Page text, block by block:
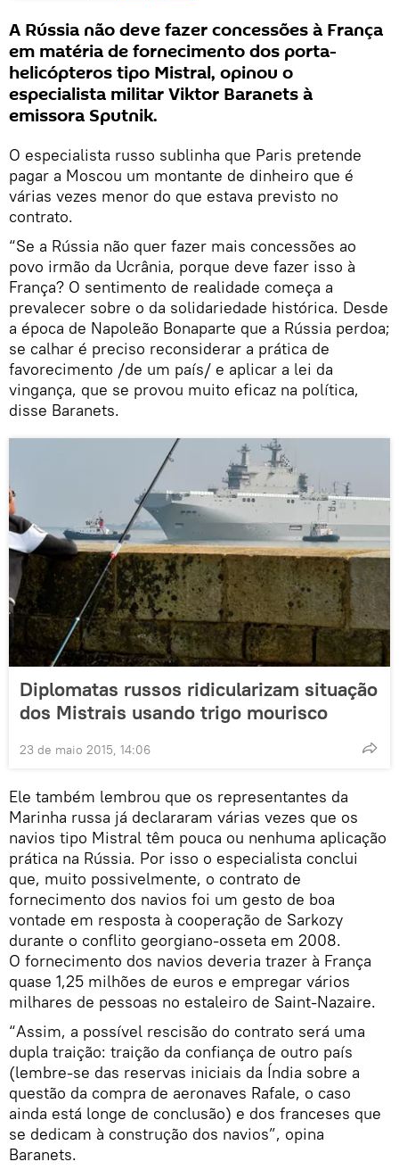
A Rússia não deve fazer concessões à França
em matéria de fornecimento dos porta-
helicópteros tipo Mistral, opinou o
especialista militar Viktor Baranets à
emissora Sputnik.
O especialista russo sublinha que Paris pretende
pagar a Moscou um montante de dinheiro que é
várias vezes menor do que estava previsto no
contrato.
“Se a Rússia não quer fazer mais concessões ao
povo irmão da Ucrânia, porque deve fazer isso à
França? O sentimento de realidade começa a
prevalecer sobre o da solidariedade histórica. Desde
a época de Napoleão Bonaparte que a Rússia perdoa;
se calhar é preciso reconsiderar a prática de
favorecimento /de um país/ e aplicar a lei da
vingança, que se provou muito eficaz na política,
disse Baranets.
Diplomatas russos ridicularizam situação
dos Mistrais usando trigo mourisco
23 de maio 2015, 14:06
Ele também lembrou que os representantes da
Marinha russa já declararam várias vezes que os
navios tipo Mistral têm pouca ou nenhuma aplicação
prática na Rússia. Por isso o especialista conclui
que, muito possivelmente, o contrato de
fornecimento dos navios foi um gesto de boa
vontade em resposta à cooperação de Sarkozy
durante o conflito georgiano-osseta em 2008.
O fornecimento dos navios deveria trazer à França
quase 1,25 milhões de euros e empregar vários
milhares de pessoas no estaleiro de Saint-Nazaire.
“Assim, a possível rescisão do contrato será uma
dupla traição: traição da confiança de outro país
(lembre-se das reservas iniciais da Índia sobre a
questão da compra de aeronaves Rafale, o caso
ainda está longe de conclusão) e dos franceses que
se dedicam à construção dos navios”, opina
Baranets.